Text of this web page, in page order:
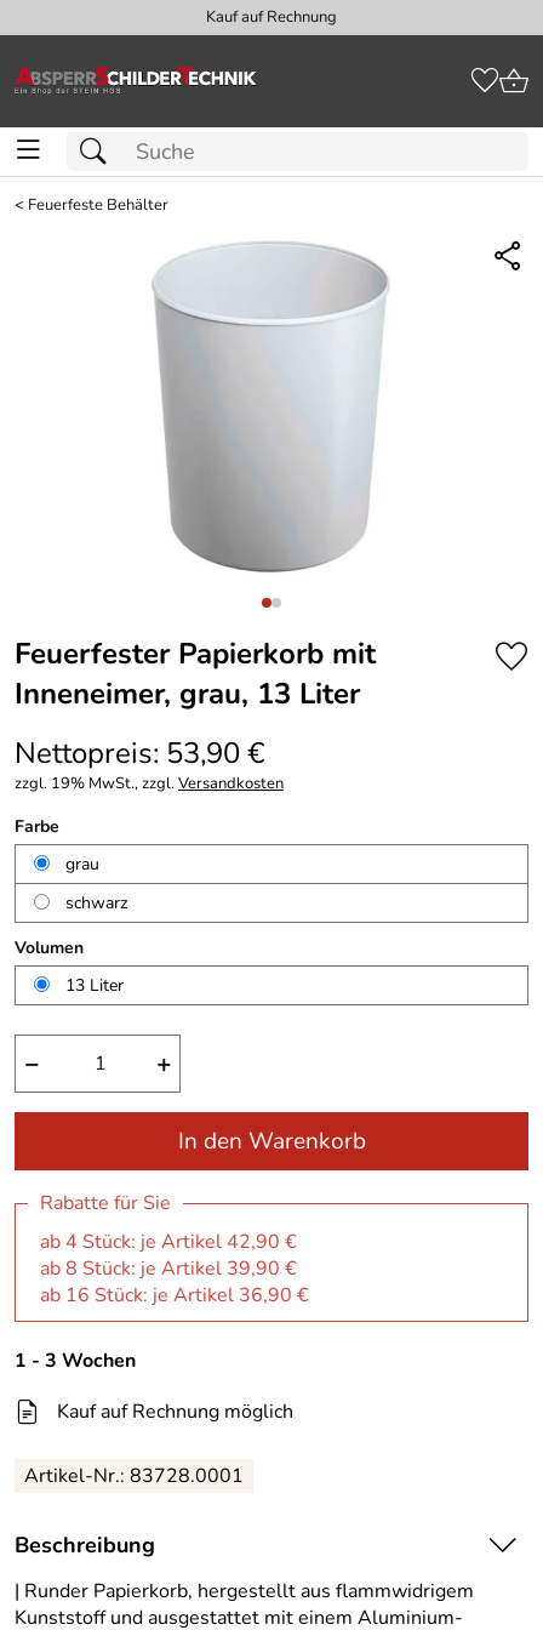
Kauf auf Rechnung
< Feuerfeste Behälter
Feuerfester Papierkorb mit
Inneneimer, grau, 13 Liter
Nettopreis: 53,90 €
zzgl. 19% MwSt., zzgl.Versandkosten
Farbe
grau
schwarz
Volumen
13 Liter
− +
In den Warenkorb
Rabatte für Sie
ab 4 Stück: je Artikel 42,90 €
ab 8 Stück: je Artikel 39,90 €
ab 16 Stück: je Artikel 36,90 €
1 - 3 Wochen
Kauf auf Rechnung möglich
Artikel-Nr.: 83728.0001
Beschreibung
| Runder Papierkorb, hergestellt aus flammwidrigem
Kunststoff und ausgestattet mit einem Aluminium-